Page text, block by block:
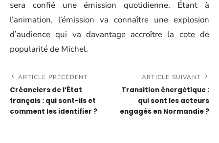
sera confié une émission quotidienne. Étant à
l’animation, l’émission va connaître une explosion
d’audience qui va davantage accroître la cote de
popularité de Michel.
ARTICLE PRÉCÉDENT
Créanciers de l’État
français : qui sont-ils et
comment les identifier ?
ARTICLE SUIVANT
Transition énergétique :
qui sont les acteurs
engagés en Normandie ?